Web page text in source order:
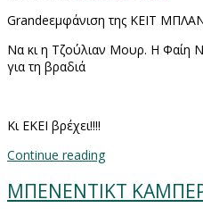
Grandeεμφάνιση της ΚΕΙΤ
Να κι η Τζούλιαν Μουρ. Η Φαίη
για τη βραδιά
Κι ΕΚΕΙ βρέχει!!!!
Continue reading
ΜΠΕΝΕΝΤΙΚΤ